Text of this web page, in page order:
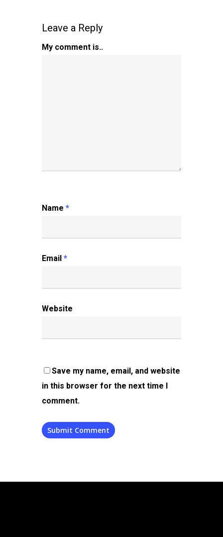
Leave a Reply
My comment is..
Name *
Email *
Website
Save my name, email, and website
in this browser for the next time I
comment.